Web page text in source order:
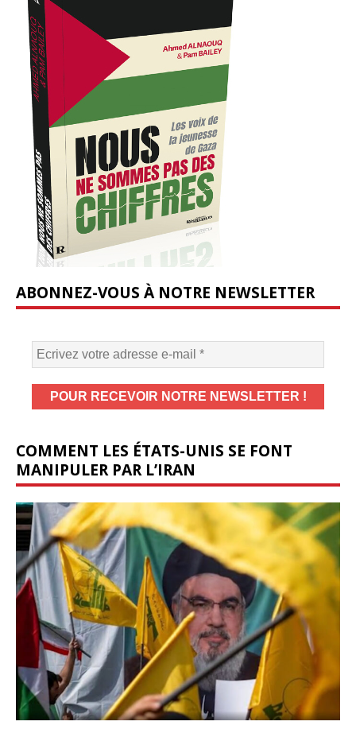
ABONNEZ-VOUS À NOTRE NEWSLETTER
COMMENT LES ÉTATS-UNIS SE FONT
MANIPULER PAR L’IRAN